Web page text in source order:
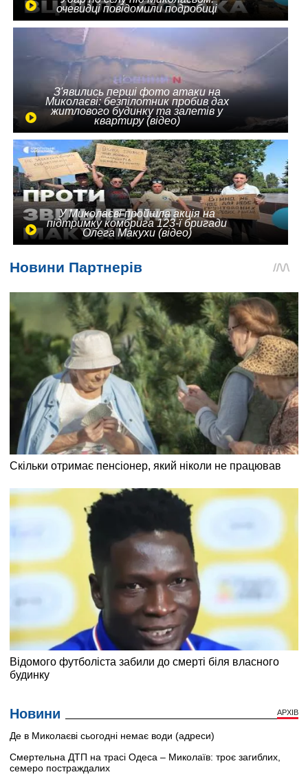
очевидці повідомили подробиці
З'явились перші фото атаки на
Миколаєві: безпілотник пробив дах
житлового будинку та залетів у
квартиру (відео)
У Миколаєві пройшла акція на
підтримку комбрига 123-ї бригади
Олега Макухи (відео)
Новини АРХІВ
Де в Миколаєві сьогодні немає води (адреси)
Смертельна ДТП на трасі Одеса – Миколаїв: троє загиблих,
семеро постраждалих